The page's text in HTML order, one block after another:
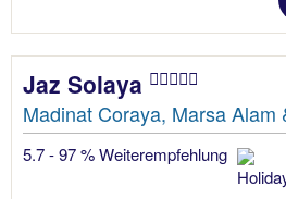
Jaz Solaya
Madinat Coraya, Marsa Alam
5.7 - 97 % Weiterempfehlung